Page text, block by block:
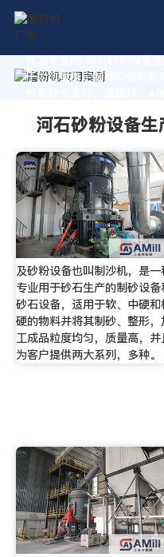
作为专业的 河石砂粉设备
于为您量身定制高价值的粉
河石砂粉设备
及砂粉设备也叫制沙机，是一
专业用于砂石生产的制砂设备
砂石设备，适用于软、中硬和
硬的物料并将其制砂、整形，
工成品粒度均匀，质量高，并
为客户提供两大系列，多种。